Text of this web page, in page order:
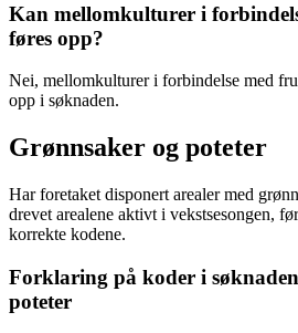
Kan mellomkulturer i
føres opp?
Nei, mellomkulturer i forbindelse med
opp i søknaden.
Grønnsaker og poteter
Har foretaket disponert arealer med
drevet arealene aktivt i vekstsesongen,
korrekte kodene.
Forklaring på koder i
poteter